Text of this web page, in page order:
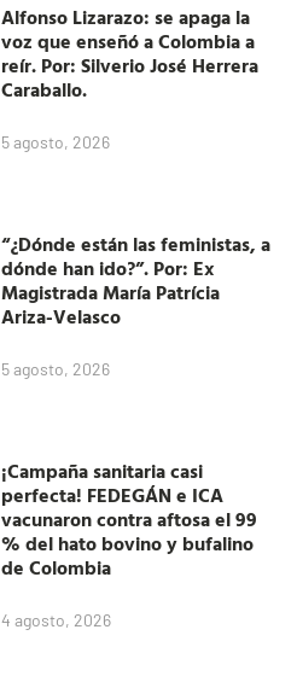
Alfonso Lizarazo: se apaga la
voz que enseñó a Colombia a
reír. Por: Silverio José Herrera
Caraballo.
5 agosto, 2026
“¿Dónde están las feministas, a
dónde han ido?”. Por: Ex
Magistrada María Patrícia
Ariza-Velasco
5 agosto, 2026
¡Campaña sanitaria casi
perfecta! FEDEGÁN e ICA
vacunaron contra aftosa el 99
% del hato bovino y bufalino
de Colombia
4 agosto, 2026